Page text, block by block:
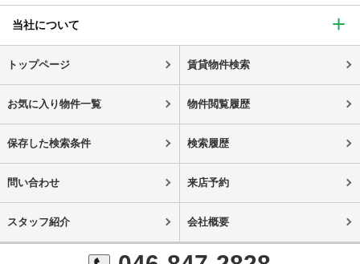
当社について
トップページ 賃貸物件検索
お気に入り物件一覧 物件閲覧履歴
保存した検索条件 検索履歴
問い合わせ 来店予約
スタッフ紹介 会社概要